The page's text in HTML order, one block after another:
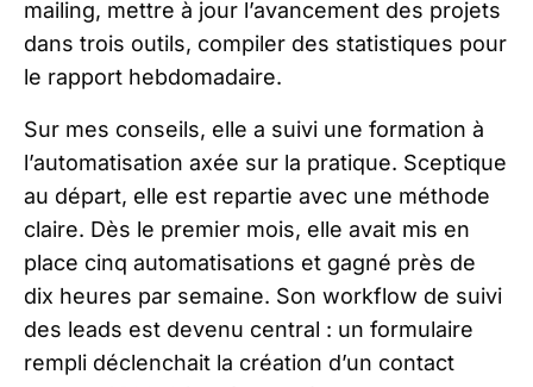
mailing, mettre à jour l’avancement des projets
dans trois outils, compiler des statistiques pour
le rapport hebdomadaire.
Sur mes conseils, elle a suivi une formation à
l’automatisation axée sur la pratique. Sceptique
au départ, elle est repartie avec une méthode
claire. Dès le premier mois, elle avait mis en
place cinq automatisations et gagné près de
dix heures par semaine. Son workflow de suivi
des leads est devenu central : un formulaire
rempli déclenchait la création d’un contact